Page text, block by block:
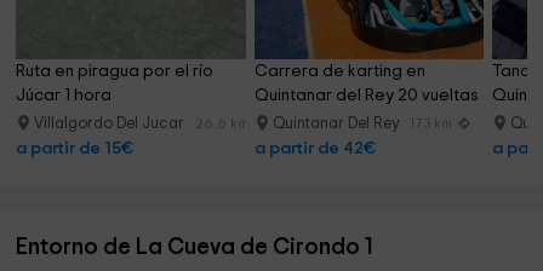
Ruta en piragua por el río
Júcar 1 hora
Villalgordo Del Jucar 26.6 km
a partir de 15€
Carrera de karting en
Quintanar del Rey 20 vueltas
Quintanar Del Rey 17.3 km
a partir de 42€ a
Entorno de La Cueva de Cirondo 1